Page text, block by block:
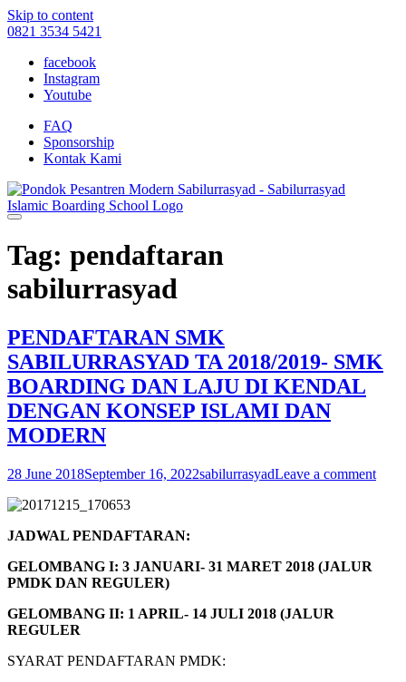
Skip to content
0821 3534 5421
facebook
Instagram
Youtube
FAQ
Sponsorship
Kontak Kami
Tag: pendaftaran
sabilurrasyad
PENDAFTARAN SMK
SABILURRASYAD TA 2018/2019- SMK
BOARDING DAN LAJU DI KENDAL
DENGAN KONSEP ISLAMI DAN
MODERN
28 June 2018September 16, 2022sabilurrasyadLeave a comment
JADWAL PENDAFTARAN:
GELOMBANG I: 3 JANUARI- 31 MARET 2018 (JALUR
PMDK DAN REGULER)
GELOMBANG II: 1 APRIL- 14 JULI 2018 (JALUR
REGULER
SYARAT PENDAFTARAN PMDK: